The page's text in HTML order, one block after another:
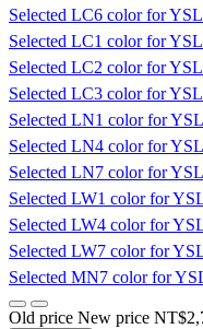
Selected LC6 color for
Selected LC1 color for
Selected LC2 color for
Selected LC3 color for
Selected LN1 color for
Selected LN4 color for
Selected LN7 color for
Selected LW1 color for
Selected LW4 color for
Selected LW7 color for
Selected MN7 color for
Old price New price